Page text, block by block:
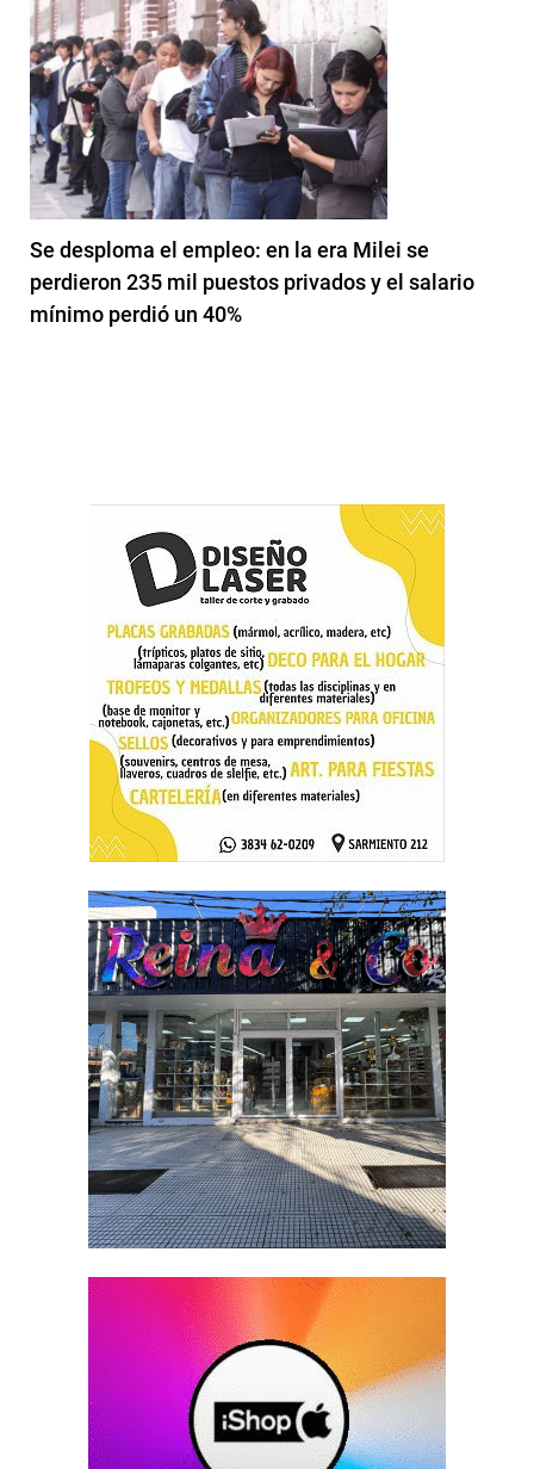
Se desploma el empleo: en la era Milei se
perdieron 235 mil puestos privados y el salario
mínimo perdió un 40%